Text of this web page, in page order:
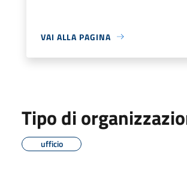
VAI ALLA PAGINA
Tipo di
ufficio